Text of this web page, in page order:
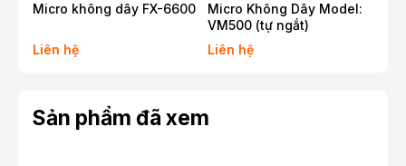
Micro không dây FX-6600
Liên hệ
Micro Không Dây Model:
VM500 (tự ngắt)
Liên hệ
Sản phẩm đã xem